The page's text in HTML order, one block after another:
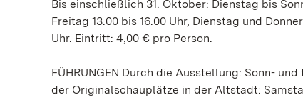
Bis einschließlich 31. Oktober: Dienstag bis
Freitag 13.00 bis 16.00 Uhr, Dienstag und
Uhr. Eintritt: 4,00 € pro Person.
FÜHRUNGEN Durch die Ausstellung: Sonn-
der Originalschauplätze in der Altstadt: